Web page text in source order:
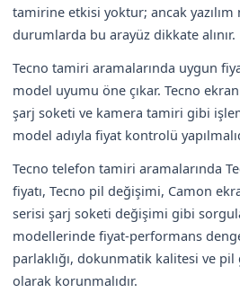
tamirine etkisi yoktur; ancak
durumlarda bu arayüz dikkate alınır.
Tecno tamiri aramalarında uygun
model uyumu öne çıkar. Tecno
şarj soketi ve kamera tamiri gibi
model adıyla fiyat kontrolü
Tecno telefon tamiri aramalarında
fiyatı, Tecno pil değişimi, Camon
serisi şarj soketi değişimi gibi
modellerinde fiyat-performans
parlaklığı, dokunmatik kalitesi ve
olarak korunmalıdır.